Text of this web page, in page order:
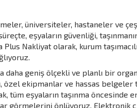
üniversiteler, hastaneler ve
eşyaların güvenliği,
Nakliyat olarak, kurum
daha geniş ölçekli ve planlı bir
ekipmanlar ve hassas belgeler
tüm eşyaların taşınma öncesinde
görmelerini önlüyoruz.